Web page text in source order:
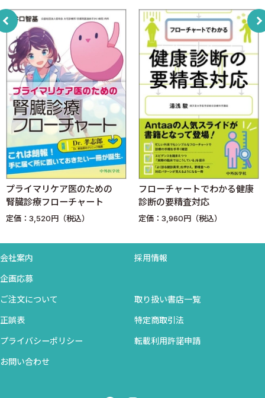
序文
本書のタイトルは「慢性臓器障害の診かた，考えかた」です．
この「慢性臓器障害」という単語は初めてみるので意味がわから
ないでしょうし，字面も漢字だけでとっつきにくいし，急性や重
症でもないので地味そうに感じたと思います．
でもこの「慢性臓器障害」は，内科や総合診療を真面目に5年，10
年と続けていれば必ず出会うCommon diseaseですし，うまく診
られずに不幸な転帰をたどり，悔しい体験をすることになるPitfall
だとも思っています．実際に私の経験でも，たくさんみてきた研修
医達も，同じような場面で困り，迷い，失敗しながら立ち向かって
きました．
「俺と同じ苦労をして成長していけ！」とは思いませんので，ま
だ若手の皆さんが効率よく診かたを学び，これから担当するであ
ろう慢性臓器障害の患者さんに苦しい思いをさせないためにも，
書きあげました．
われ，悩まされ始めたのは，総合診療の専門研修が終わった後の
ことでした．
救急や診断学に強い初期研修で「患者が死なない」ための基本的
く診られる」という自信もついていました．その流れで，「病院に
■厚生労働省人口動態統計の死亡数・死亡率のデータか
ら
■WHOの「寿命と健康への負荷の大きさ＝DALY」の統
計データから
総合医が関わる5大Common disease
■慢性疾患のBig 3
■急性疾患のBig 2
総合医の診療場面
3総合医と専門医の理想的な協働
主役が総合医，サポート役が専門医
日本版総合医の強み
専門医と総合医との連携パターンConsultationとRefferal
■1．Consultation
■2．Referral
3 慢性臓器障害の捉えかた
1慢性臓器障害の定義
2慢性臓器障害の特徴
横断的特徴
縦断的特徴
研修上の特徴
プライマリケア医のための
腎臓診療フローチャート
定価：3,520円（税込）
フローチャートでわかる健康
診断の要精査対応
定価：3,960円（税込）
会社案内 採用情報
企画応募
ご注文について 取り扱い書店一覧
正誤表 特定商取引法
プライバシーポリシー 転載利用許諾申請
お問い合わせ